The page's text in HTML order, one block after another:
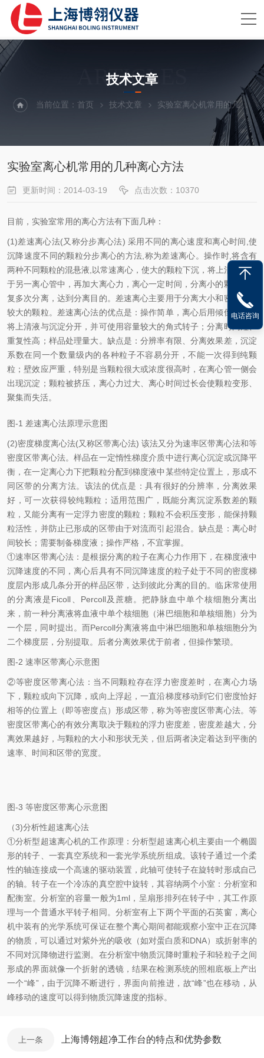
ARTICLES
技术文章
当前位置：首页 技术文章 实验室离心机常用的几种离心方法
实验室离心机常用的几种离心方法
更新时间：2014-03-19 点击次数：10370
目前，实验室常用的离心方法有下面几种：
(1)差速离心法(又称分步离心法) 采用不同的离心速度和离心时间,使
沉降速度不同的颗粒分步离心的方法,称为差速离心。操作时,将含有
两种不同颗粒的混悬液,以常速离心，使大的颗粒下沉，将上清液倾倒
于另一离心管中，再加大离心力，离心一定时间，分离小的颗粒，反
复多次分离，达到分离目的。差速离心主要用于分离大小和密度差异
较大的颗粒。差速离心法的优点是：操作简单，离心后用倾倒法即可
将上清液与沉淀分开，并可使用容量较大的角式转子；分离时间短、
重复性高；样品处理量大。缺点是：分辨率有限、分离效果差，沉淀
系数在同一个数量级内的各种粒子不容易分开，不能一次得到纯颗
粒；壁效应严重，特别是当颗粒很大或浓度很高时，在离心管一侧会
出现沉淀；颗粒被挤压，离心力过大、离心时间过长会使颗粒变形、
聚集而失活。
图-1 差速离心法原理示意图
(2)密度梯度离心法(又称区带离心法) 该法又分为速率区带离心法和等
密度区带离心法。样品在一定惰性梯度介质中进行离心沉淀或沉降平
衡，在一定离心力下把颗粒分配到梯度液中某些特定位置上，形成不
同区带的分离方法。该法的优点是：具有很好的分辨率，分离效果
好，可一次获得较纯颗粒；适用范围广，既能分离沉淀系数差的颗
粒，又能分离有一定浮力密度的颗粒；颗粒不会积压变形，能保持颗
粒活性，并防止已形成的区带由于对流而引起混合。缺点是：离心时
间较长；需要制备梯度液；操作严格，不宜掌握。
①速率区带离心法：是根据分离的粒子在离心力作用下，在梯度液中
沉降速度的不同，离心后具有不同沉降速度的粒子处于不同的密度梯
度层内形成几条分开的样品区带，达到彼此分离的目的。临床常使用
的分离液是Ficoll、Percoll及蔗糖。把静脉血中单个核细胞分离出
来，前一种分离液将血液中单个核细胞（淋巴细胞和单核细胞）分为
一个层，同时提出。而Percoll分离液将血中淋巴细胞和单核细胞分为
二个梯度层，分别提取。后者分离效果优于前者，但操作繁琐。
图-2 速率区带离心示意图
②等密度区带离心法：当不同颗粒存在浮力密度差时，在离心力场
下，颗粒或向下沉降，或向上浮起，一直沿梯度移动到它们密度恰好
相等的位置上（即等密度点）形成区带，称为等密度区带离心法。等
密度区带离心的有效分离取决于颗粒的浮力密度差，密度差越大，分
离效果越好，与颗粒的大小和形状无关，但后两者决定着达到平衡的
速率、时间和区带的宽度。
图-3 等密度区带离心示意图
（3)分析性超速离心法
①分析型超速离心机的工作原理：分析型超速离心机主要由一个椭圆
形的转子、一套真空系统和一套光学系统所组成。该转子通过一个柔
性的轴连接成一个高速的驱动装置，此轴可使转子在旋转时形成自己
的轴。转子在一个冷冻的真空腔中旋转，其容纳两个小室：分析室和
配衡室。分析室的容量一般为1ml，呈扇形排列在转子中，其工作原
理与一个普通水平转子相同。分析室有上下两个平面的石英窗，离心
机中装有的光学系统可保证在整个离心期间都能观察小室中正在沉降
的物质，可以通过对紫外光的吸收（如对蛋白质和DNA）或折射率的
不同对沉降物进行监测。在分析室中物质沉降时重粒子和轻粒子之间
形成的界面就像一个折射的透镜，结果在检测系统的照相底板上产出
一个“峰”，由于沉降不断进行，界面向前推进，故“峰”也在移动，从
峰移动的速度可以得到物质沉降速度的指标。
上一条 上海博翎超净工作台的特点和优势参数
电话咨询